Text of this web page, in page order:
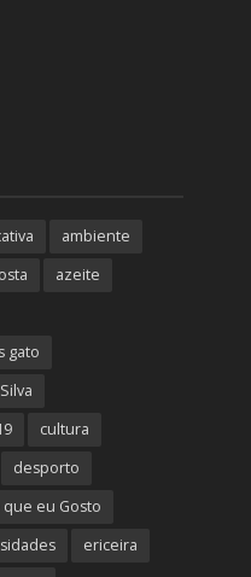
ambiente
azeite
gato
cultura
desporto
que eu Gosto
ericeira